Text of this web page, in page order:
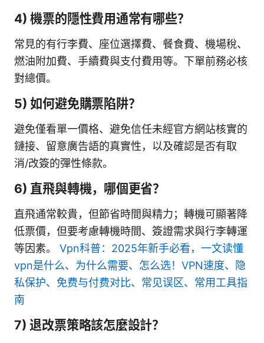
4) 機票的隱性費用通常有哪些？
常見的有行李費、座位選擇費、餐食費、機場稅、
燃油附加費、手續費與支付費用等。下單前務必核
對總價。
5) 如何避免購票陷阱？
避免僅看單一價格、避免信任未經官方網站核實的
鏈接、留意廣告語的真實性，以及確認是否有取
消/改簽的彈性條款。
6) 直飛與轉機，哪個更省？
直飛通常較貴，但節省時間與精力；轉機可顯著降
低票價，但要考慮轉機時間、簽證需求與行李轉運
等因素。 Vpn科普：2025年新手必看，一文读懂
vpn是什么、为什么需要、怎么选！VPN速度、隐
私保护、免费与付费对比、常见误区、常用工具指
南
7) 退改票策略該怎麼設計？